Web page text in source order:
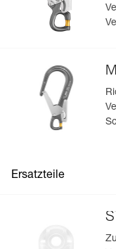
Sehen Sie sich
Herstellungsdatum
Mehr erfahren
Ersatzteile